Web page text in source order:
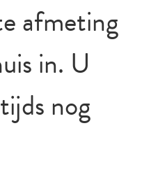
afmeting
in. U
nog